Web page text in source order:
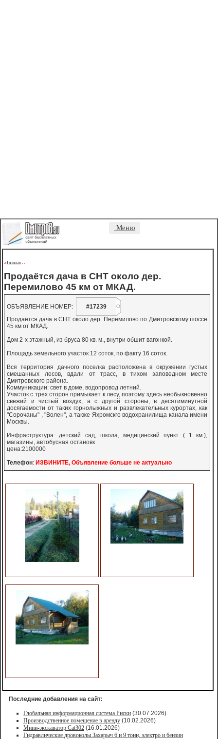
Меню
->Главная - -
Продаётся дача в СНТ около дер.
Перемилово 45 км от МКАД.
ОБЪЯВЛЕНИЕ НОМЕР:
#17239
Продаётся дача в СНТ около дер. Перемилово по Дмитровскому шоссе
45 км от МКАД.
Дом 2-х этажный, из бруса 80 кв. м., внутри обшит вагонкой.
Площадь земельного участок 12 соток, по факту 16 соток.
Вся территория дачного поселка расположена в окружении густых
смешанных лесов, вдали от трасс, в тихом заповедном месте
Дмитровского района.
Коммуникации: свет в доме, водопровод летний.
Участок с трех сторон примыкает к лесу, поэтому здесь необыкновенно
свежий и чистый воздух, а с другой стороны, в десятиминутной
досягаемости от таких горнолыжных и развлекательных курортах, как
"Сорочаны" , "Волен", а также Яхромскго водохранилища канала имени
Москвы.
Инфраструктура: детский сад, школа, медицинский пункт ( 1 км.),
магазины, автобусная остановк
цена:2100000
Телефон: ИЗВИНИТЕ, Объявление больше не актуально
Последние добавления на сайт:
Глобальная информационная система Риски (30.07.2026)
Производственное помещение в аренду (10.02.2026)
Мини-экскаватор Cat302 (16.01.2026)
Гидравлические дровоколы Захарыч 6 и 9 тонн, электро и бензин